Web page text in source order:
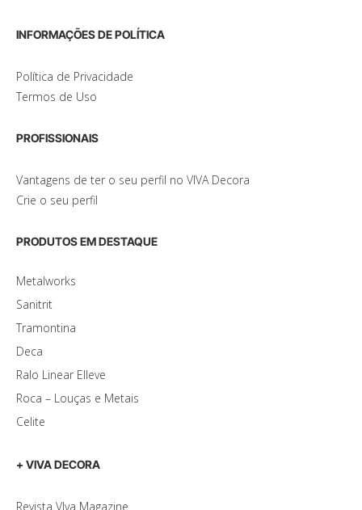
INFORMAÇÕES DE POLÍTICA
Política de Privacidade
Termos de Uso
PROFISSIONAIS
Vantagens de ter o seu perfil no VIVA Decora
Crie o seu perfil
PRODUTOS EM DESTAQUE
Metalworks
Sanitrit
Tramontina
Deca
Ralo Linear Elleve
Roca – Louças e Metais
Celite
+ VIVA DECORA
Revista VIva Magazine